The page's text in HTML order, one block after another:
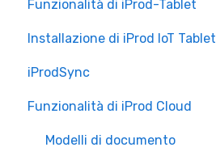
Funzionalità di iProd-Tablet
Controllo Qualità
Liste di Prelievo
Installazione di iProd IoT Tablet
Configurazione Alleantia
Configurazioni di Rete
iProdSync
Informazioni generali
Accesso a iProd
Funzionalità di iProd Cloud
Modelli di documento